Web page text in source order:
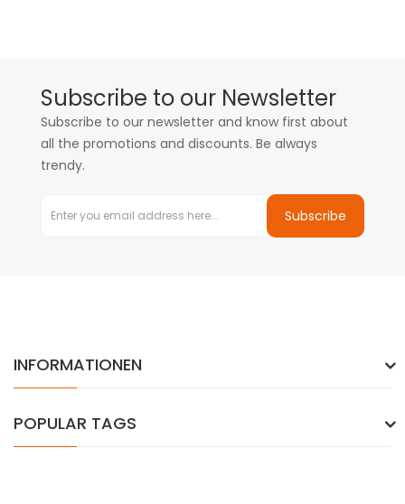
Subscribe to our Newsletter
Subscribe to our newsletter and know first about
all the promotions and discounts. Be always
trendy.
Subscribe
INFORMATIONEN
POPULAR TAGS